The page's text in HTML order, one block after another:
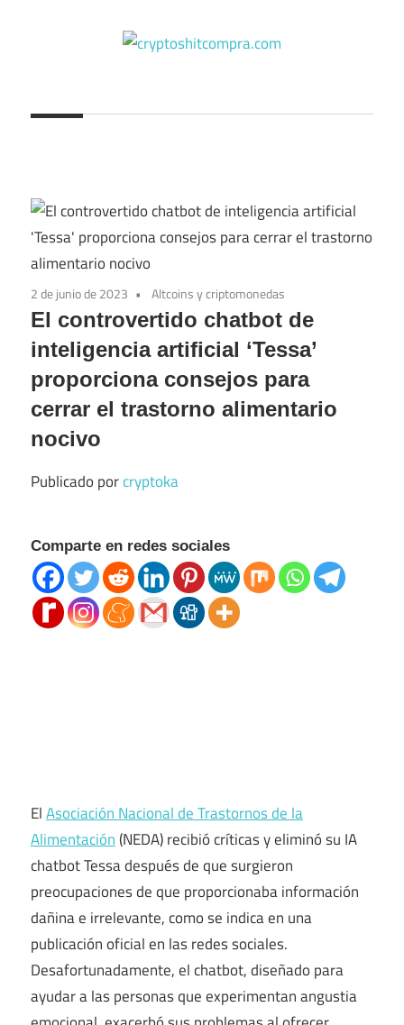
2 de junio de 2023 Altcoins y criptomonedas
El controvertido chatbot de
inteligencia artificial ‘Tessa’
proporciona consejos para
cerrar el trastorno alimentario
nocivo
Publicado porcryptoka
Comparte en redes sociales
ElAsociación Nacional de Trastornos de la
Alimentación(NEDA) recibió críticas y eliminó su IA
chatbot Tessa después de que surgieron
preocupaciones de que proporcionaba información
dañina e irrelevante, como se indica en una
publicación oficial en las redes sociales.
Desafortunadamente, el chatbot, diseñado para
ayudar a las personas que experimentan angustia